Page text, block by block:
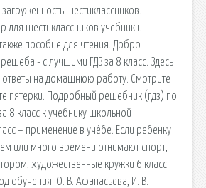
шестиклассников.
шестиклассников учебник и
пособие для чтения. Добро
- с лучшими ГДЗ за 8 класс. Здесь
ответы на домашнюю работу. Смотрите
пятерки. Подробный решебник (гдз) по
8 класс к учебнику школьной
– применение в учёбе. Если ребенку
или много времени отнимают спорт,
художественные кружки 6 класс.
обучения. О. В. Афанасьева, И. В.